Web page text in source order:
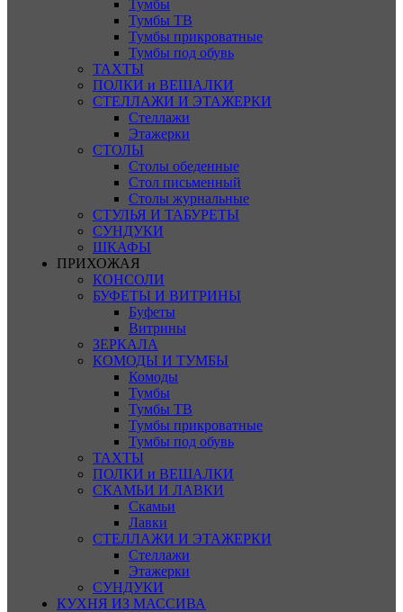
Тумбы
Тумбы ТВ
Тумбы прикроватные
Тумбы под обувь
ТАХТЫ
ПОЛКИ и ВЕШАЛКИ
СТЕЛЛАЖИ И ЭТАЖЕРКИ
Стеллажи
Этажерки
СТОЛЫ
Столы обеденные
Стол письменный
Столы журнальные
СТУЛЬЯ И ТАБУРЕТЫ
СУНДУКИ
ШКАФЫ
ПРИХОЖАЯ
КОНСОЛИ
БУФЕТЫ И ВИТРИНЫ
Буфеты
Витрины
ЗЕРКАЛА
КОМОДЫ И ТУМБЫ
Комоды
Тумбы
Тумбы ТВ
Тумбы прикроватные
Тумбы под обувь
ТАХТЫ
ПОЛКИ и ВЕШАЛКИ
СКАМЬИ И ЛАВКИ
Скамьи
Лавки
СТЕЛЛАЖИ И ЭТАЖЕРКИ
Стеллажи
Этажерки
СУНДУКИ
КУХНЯ ИЗ МАССИВА